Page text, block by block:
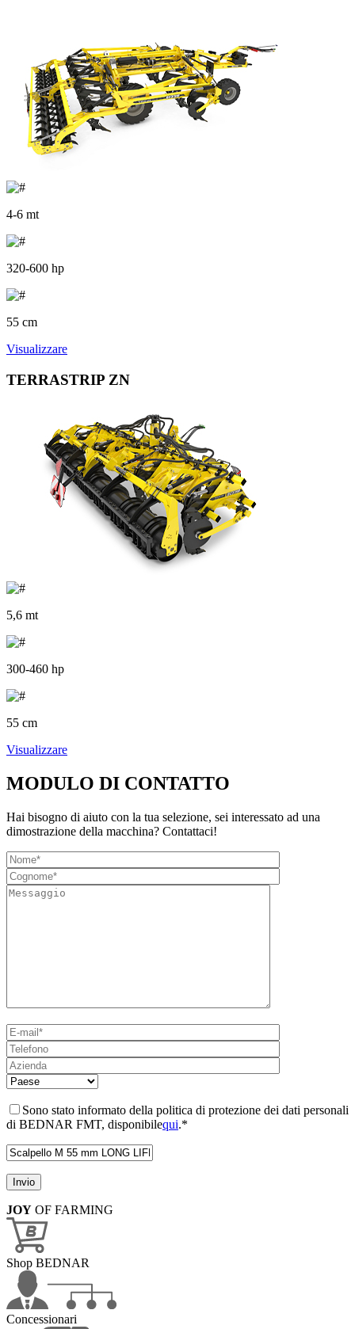
4-6 mt
320-600 hp
55 cm
Visualizzare
TERRASTRIP ZN
5,6 mt
300-460 hp
55 cm
Visualizzare
MODULO DI CONTATTO
Hai bisogno di aiuto con la tua selezione, sei interessato ad una
dimostrazione della macchina? Contattaci!
Sono stato informato della politica di protezione dei dati personali
di BEDNAR FMT, disponibilequi.*
JOY OF FARMING
Shop BEDNAR
Concessionari